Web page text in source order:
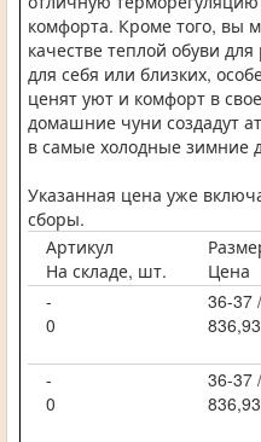
комфорта. Кроме того, вы
качестве теплой обуви
для себя или близких,
ценят уют и комфорт в
домашние чуни создадут
в самые холодные зимние
Указанная цена уже
сборы.
Артикул
На складе, шт.
Цена
-
36-37
0
-
36-37
0